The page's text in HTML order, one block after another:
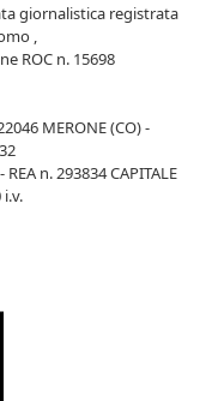
giornalistica registrata
,
ROC n. 15698
MERONE (CO) -
n. 293834 CAPITALE
i.v.